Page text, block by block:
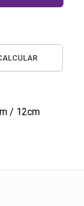
/ 12cm